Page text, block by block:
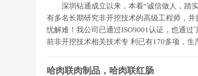
深圳钻通成立以来，本着“诚信做人，踏
有多名长期研究非开挖技术的高级工程师，
忧解难！我公司已通过ISO9001认证，也通
前非开挖技术相关技术专 利已有170多项，生
哈肉联肉制品，哈肉联红肠